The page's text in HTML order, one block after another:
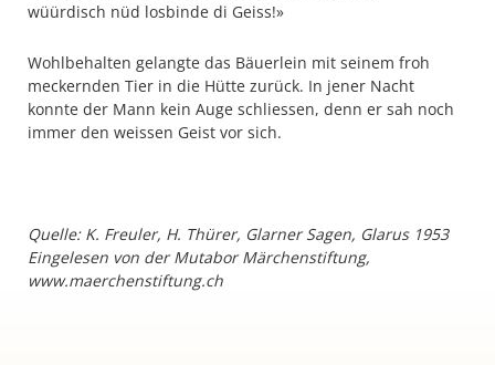
wüürdisch nüd losbinde di Geiss!»
Wohlbehalten gelangte das Bäuerlein mit seinem froh
meckernden Tier in die Hütte zurück. In jener Nacht
konnte der Mann kein Auge schliessen, denn er sah noch
immer den weissen Geist vor sich.
Quelle: K. Freuler, H. Thürer, Glarner Sagen, Glarus 1953
Eingelesen von der Mutabor Märchenstiftung,
www.maerchenstiftung.ch